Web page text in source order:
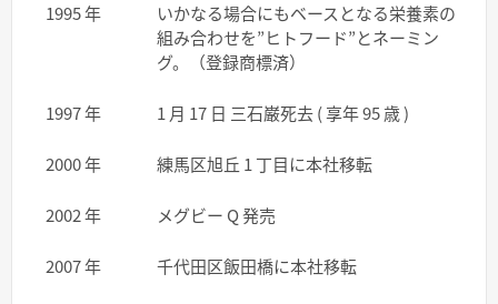
1995 年
いかなる場合にもベースとなる栄養素の
組み合わせを”ヒトフード”とネーミン
グ。（登録商標済）
1997 年 1 月 17 日 三石巌死去 ( 享年 95 歳 )
2000 年 練馬区旭丘 1 丁目に本社移転
2002 年 メグビー Q 発売
2007 年 千代田区飯田橋に本社移転